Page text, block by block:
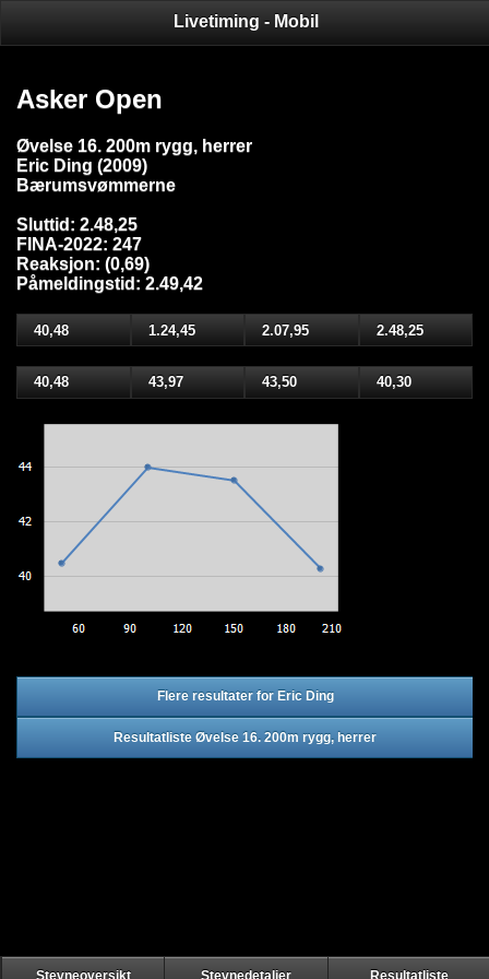
Livetiming - Mobil
Asker Open
Øvelse 16. 200m rygg, herrer
Eric Ding (2009)
Bærumsvømmerne
Sluttid: 2.48,25
FINA-2022: 247
Reaksjon: (0,69)
Påmeldingstid: 2.49,42
40,48 1.24,45 2.07,95 2.48,25
40,48 43,97 43,50 40,30
Flere resultater for Eric Ding
Resultatliste Øvelse 16. 200m rygg, herrer
Stevneoversikt Stevnedetaljer Resultatliste